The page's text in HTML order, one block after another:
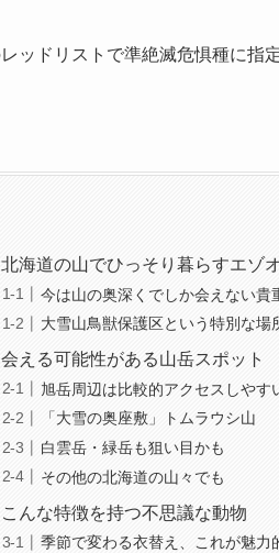
ッドリストで準絶滅危惧種に指
北海道の山でひっそり暮らすエゾ
今は山の奥深くでしか会えない貴
大雪山鳥獣保護区という特別な場
会える可能性がある山岳スポット
旭岳周辺は比較的アクセスしやす
「大雪の奥座敷」トムラウシ山
白雲岳・緑岳も狙い目かも
その他の北海道の山々でも
こんな特徴を持つ不思議な動物
季節で変わる衣替え、これが魅力